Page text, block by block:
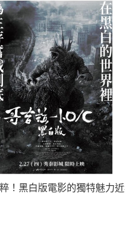
！黑白版電影的獨特魅力